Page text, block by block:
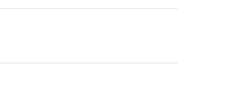
Wyślij